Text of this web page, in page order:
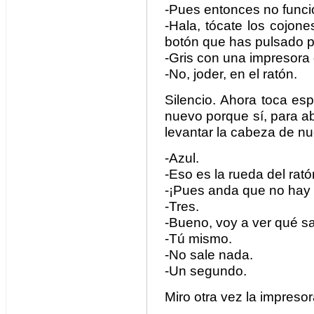
-Pues entonces no
-Hala, tócate los
botón que has pulsado
-Gris con una impresora
-No, joder, en el ratón.
Silencio. Ahora toca
nuevo porque sí, para
levantar la cabeza de
-Azul.
-Eso es la rueda del
-¡Pues anda que no
-Tres.
-Bueno, voy a ver qué
-Tú mismo.
-No sale nada.
-Un segundo.
Miro otra vez la